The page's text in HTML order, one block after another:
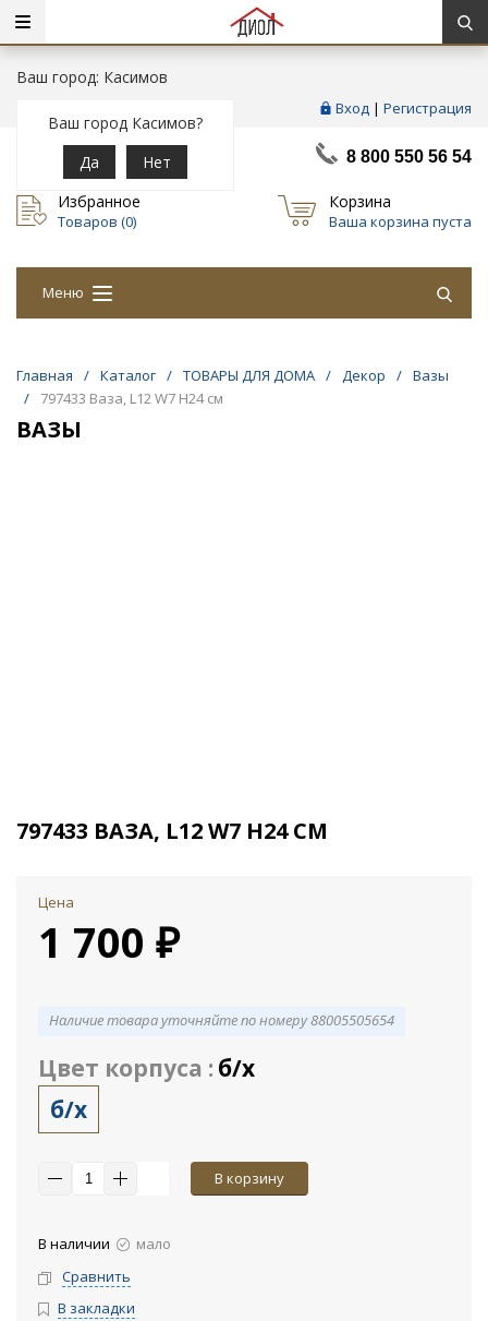
Ваш город: Касимов
Ваш город Касимов?
Да
Нет
Вход | Регистрация
8 800 550 56 54
Избранное
Товаров (0)
Корзина
Ваша корзина пуста
Меню
Главная / Каталог / ТОВАРЫ ДЛЯ ДОМА / Декор / Вазы
/
797433 Ваза, L12 W7 H24 см
ВАЗЫ
797433 ВАЗА, L12 W7 H24 СМ
Цена
1 700 ₽
Наличие товара уточняйте по номеру 88005505654
Цвет корпуса : б/х
б/х
В корзину
В наличии
мало
Сравнить
В закладки